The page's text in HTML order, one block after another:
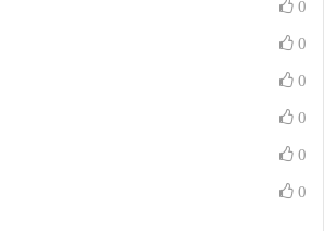
0
0
0
0
0
0